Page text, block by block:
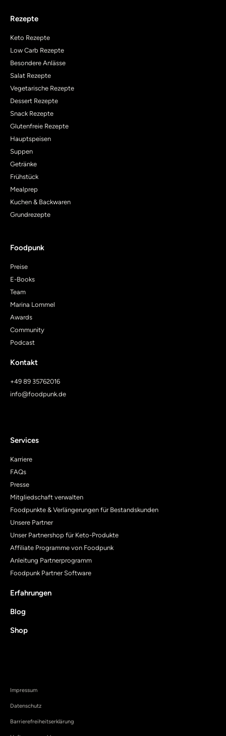
Rezepte
Keto Rezepte
Low Carb Rezepte
Besondere Anlässe
Salat Rezepte
Vegetarische Rezepte
Dessert Rezepte
Snack Rezepte
Glutenfreie Rezepte
Hauptspeisen
Suppen
Getränke
Frühstück
Mealprep
Kuchen & Backwaren
Grundrezepte
Foodpunk
Preise
E-Books
Team
Marina Lommel
Awards
Community
Podcast
Kontakt
+49 89 35762016
info@foodpunk.de
Services
Karriere
FAQs
Presse
Mitgliedschaft verwalten
Foodpunkte & Verlängerungen für Bestandskunden
Unsere Partner
Unser Partnershop für Keto-Produkte
Affiliate Programme von Foodpunk
Anleitung Partnerprogramm
Foodpunk Partner Software
Erfahrungen
Blog
Shop
Impressum
Datenschutz
Barrierefreiheitserklärung